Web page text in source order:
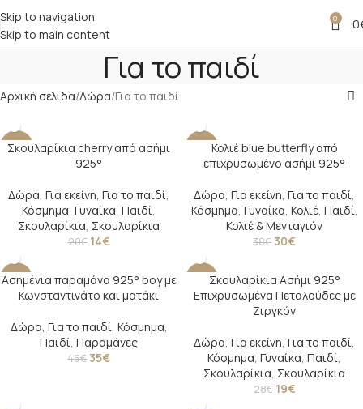
Skip to navigation
Skip to main content
0 0
Για το παιδί
Αρχική σελίδα Δώρα Για το παιδί
-30%
Σκουλαρίκια cherry από ασήμι
925°
Δώρα, Για εκείνη, Για το παιδί,
Κόσμημα, Γυναίκα, Παιδί,
Σκουλαρίκια, Σκουλαρίκια
20€ 14€
Κολιέ blue butterfly από
επιχρυσωμένο ασήμι 925°
Δώρα, Για εκείνη, Για το παιδί,
Κόσμημα, Γυναίκα, Κολιέ, Παιδί,
Κολιέ & Μενταγιόν
38€ 30€
-22%
Ασημένια παραμάνα 925° boy με
Κωνσταντινάτο και ματάκι
Δώρα, Για το παιδί, Κόσμημα,
Παιδί, Παραμάνες
45€ 35€
-32%Σκουλαρίκια Ασήμι 925°
Επιχρυσωμένα Πεταλούδες με
Ζιργκόν
Δώρα, Για εκείνη, Για το παιδί,
Κόσμημα, Γυναίκα, Παιδί,
Σκουλαρίκια, Σκουλαρίκια
28€ 19€